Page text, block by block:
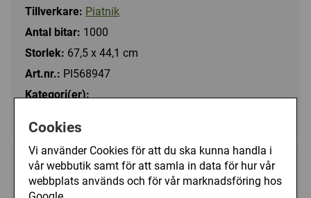
Cookies
Vi använder Cookies för att du ska kunna handla i
vår webbutik samt för att samla in data för hur vår
webbplats används och för vår marknadsföring hos
Tillverkare: Piatnik
Antal bitar: 1000
Storlek: 67,5 x 44,1 cm
Art.nr.: PI568947
Kategori(er):
149 kr Utgått